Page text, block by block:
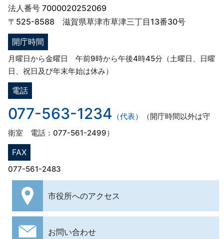
法人番号 7000020252069
〒525-8588 滋賀県草津市草津三丁目13番30号
開庁時間
月曜日から金曜日 午前9時から午後4時45分（土曜日、日曜
日、祝日及び年末年始は休み）
電話
077-563-1234 （代表）
（開庁時間以外は守
衛室 電話：077-561-2499）
FAX
077-561-2483
市役所へのアクセス
お問い合わせ